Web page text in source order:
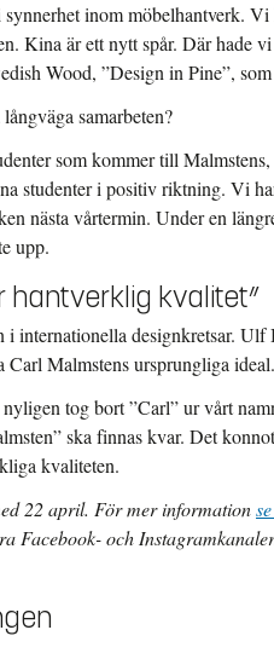
inom möbelhantverk. Vi
Kina är ett nytt spår. Där hade
Wood, ”Design in Pine”,
samarbeten?
som kommer till
studenter i positiv riktning. Vi
nästa vårtermin. Under en
upp.
hantverklig kvalitet”
i internationella designkretsar.
Carl Malmstens ursprungliga ideal.
tog bort ”Carl” ur vårt
ska finnas kvar. Det
kvaliteten.
22 april. För mer information
Facebook- och